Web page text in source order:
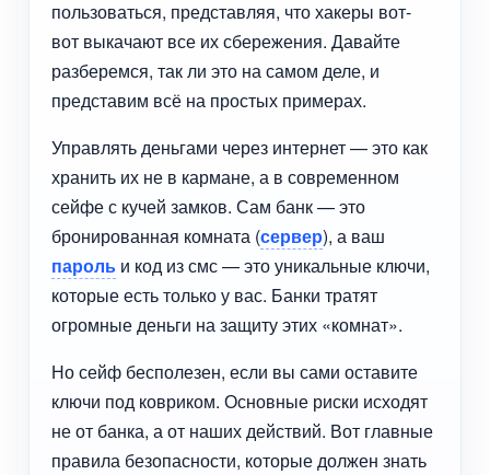
пользоваться, представляя, что хакеры вот-
вот выкачают все их сбережения. Давайте
разберемся, так ли это на самом деле, и
представим всё на простых примерах.
Управлять деньгами через интернет — это как
хранить их не в кармане, а в современном
сейфе с кучей замков. Сам банк — это
бронированная комната (сервер), а ваш
пароль и код из смс — это уникальные ключи,
которые есть только у вас. Банки тратят
огромные деньги на защиту этих «комнат».
Но сейф бесполезен, если вы сами оставите
ключи под ковриком. Основные риски исходят
не от банка, а от наших действий. Вот главные
правила безопасности, которые должен знать